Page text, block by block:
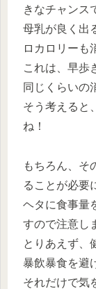
きなチャンス
母乳が良く出
ロカロリーも
これは、早歩
同じくらいの
そう考えると
ね！
もちろん、そ
ることが必要
ヘタに食事量
すので注意し
とりあえず、
暴飲暴食を避
それだけで気